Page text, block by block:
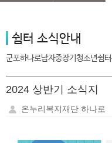
쉼터 소식안내
군포하나로남자중장기청소년쉼
2024 상반기 소식지
온누리복지재단 하나로